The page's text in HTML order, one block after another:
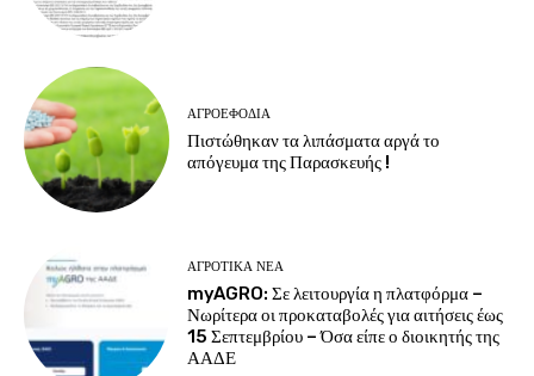
ΑΓΡΟΕΦΌΔΙΑ
Πιστώθηκαν τα λιπάσματα αργά το
απόγευμα της Παρασκευής !
ΑΓΡΟΤΙΚΆ ΝΈΑ
myAGRO: Σε λειτουργία η πλατφόρμα –
Νωρίτερα οι προκαταβολές για αιτήσεις έως
15 Σεπτεμβρίου – Όσα είπε ο διοικητής της
ΑΑΔΕ